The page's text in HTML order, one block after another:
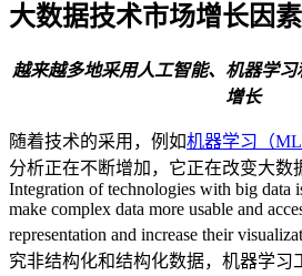
大数据技术市场增长因素
越来越多地采用人工智能、机器学
增长
随着技术的采用，例如机器学习（ML
分析正在不断增加，它正在改变大数
Integration of technologies with big data
make complex data more usable and
representation and increase their
究非结构化和结构化数据，机器学习